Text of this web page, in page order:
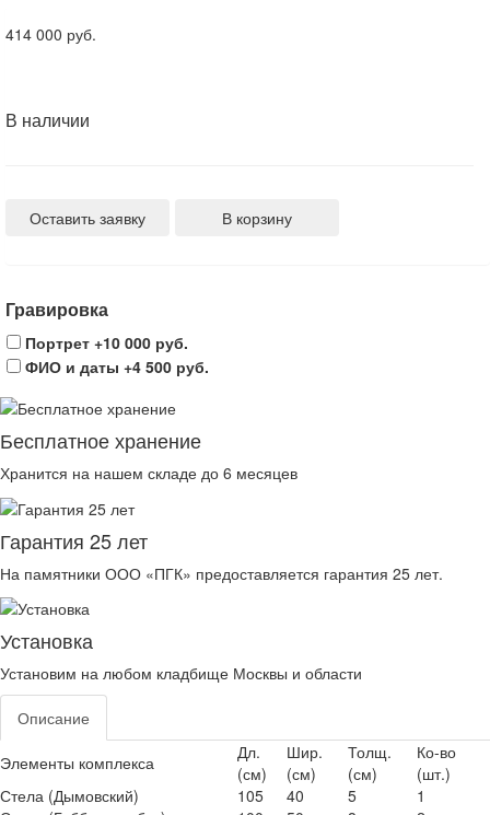
414 000 руб.
В наличии
Оставить заявку В корзину
Гравировка
Портрет +10 000 руб.
ФИО и даты +4 500 руб.
Бесплатное хранение
Хранится на нашем складе до 6 месяцев
Гарантия 25 лет
На памятники ООО «ПГК» предоставляется гарантия 25 лет.
Установка
Установим на любом кладбище Москвы и области
Описание
Элементы комплекса
Дл.
(см)
Шир.
(см)
Толщ.
(см)
Ко-во
(шт.)
Стела (Дымовский)
105 40 5
1